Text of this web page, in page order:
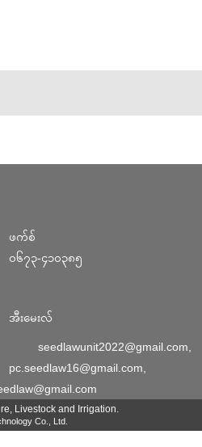
ဖက်စ်
၀၆၇၃-၄၁၀၃၈၅
အီးမေးလ်
seedlawunit2022@gmail.com,
pc.seedlaw16@gmail.com,
Livestock and Irrigation.
Co., Ltd.